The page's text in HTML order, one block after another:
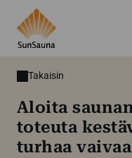
Takaisin
Aloita
toteuta
turhaa vaivaa